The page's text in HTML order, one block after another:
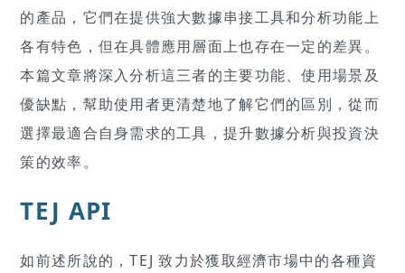
的產品，它們在提供強大數據串接工具和分析功能上
各有特色，但在具體應用層面上也存在一定的差異。
本篇文章將深入分析這三者的主要功能、使用場景及
優缺點，幫助使用者更清楚地了解它們的區別，從而
選擇最適合自身需求的工具，提升數據分析與投資決
策的效率。
TEJ API
如前述所說的，TEJ 致力於獲取經濟市場中的各種資